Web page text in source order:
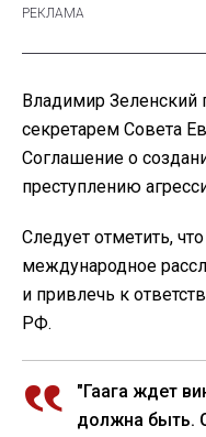
Владимир Зеленский
секретарем Совета
Соглашение о
преступлению
Следует отметить,
международное
и привлечь к
РФ.
"Гаага ждет
должна быть.